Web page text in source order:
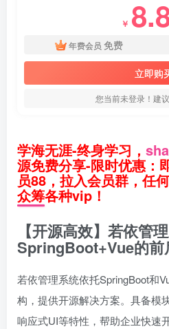
￥
年费会员 免费
立即购
您当前未登录！建
学海无涯-终身学习，
源免费分享-限时优惠：
员88，拉入会员群，任
众筹各种vip！
【开源高效】若依管
SpringBoot+Vue的前
若依管理系统依托SpringBoot和
构，提供开源解决方案。具备模
响应式UI等特性，帮助企业快速